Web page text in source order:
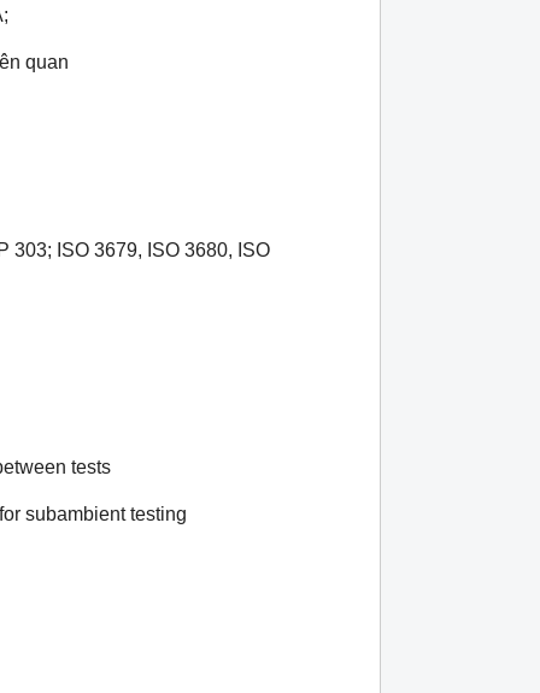
quan
303; ISO 3679, ISO 3680, ISO
tests
subambient testing